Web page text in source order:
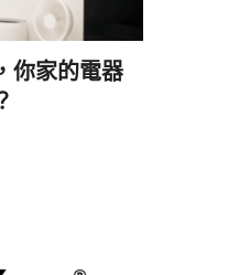
你家的電器